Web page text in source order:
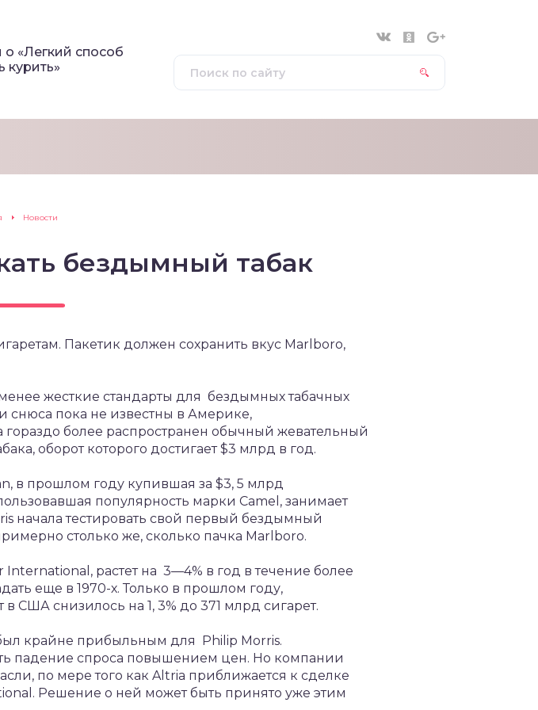
«Легкий способ
курить»
Новости
бездымный табак
Пакетик должен сохранить вкус Marlboro,
жесткие стандарты для бездымных табачных
снюса пока не известны в Америке,
более распространен обычный жевательный
оборот которого достигает $3 млрд в год.
в прошлом году купившая за $3, 5 млрд
популярность марки Camel, занимает
начала тестировать свой первый бездымный
столько же, сколько пачка Marlboro.
растет на 3—4% в год в течение более
еще в 1970-х. Только в прошлом году,
в США снизилось на 1, 3% до 371 млрд сигарет.
крайне прибыльным для Philip Morris.
падение спроса повышением цен. Но компании
по мере того как Altria приближается к сделке
Решение о ней может быть принято уже этим